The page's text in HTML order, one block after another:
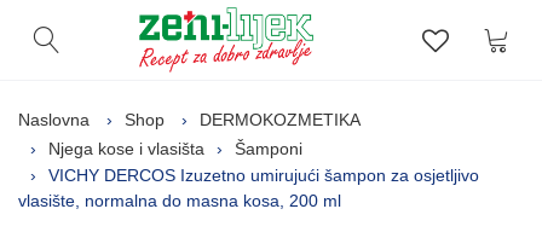
Otvori pretragu Lista
Naslovna Shop
DERMOKOZMETIKA
Njega kose i vlasišta
Šamponi
VICHY DERCOS Izuzetno umirujući šampon za osjetljivo
vlasište, normalna do masna kosa, 200 ml